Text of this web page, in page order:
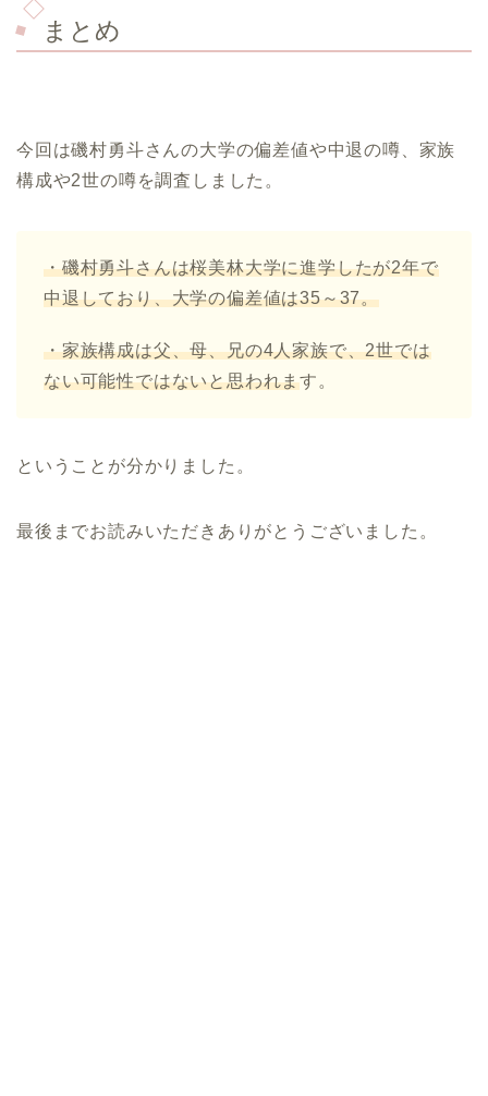
まとめ
今回は磯村勇斗さんの大学の偏差値や中退の噂、家族
構成や2世の噂を調査しました。
・磯村勇斗さんは桜美林大学に進学したが2年で
中退しており、大学の偏差値は35～37。
・家族構成は父、母、兄の4人家族で、2世では
ない可能性ではないと思われます。
ということが分かりました。
最後までお読みいただきありがとうございました。